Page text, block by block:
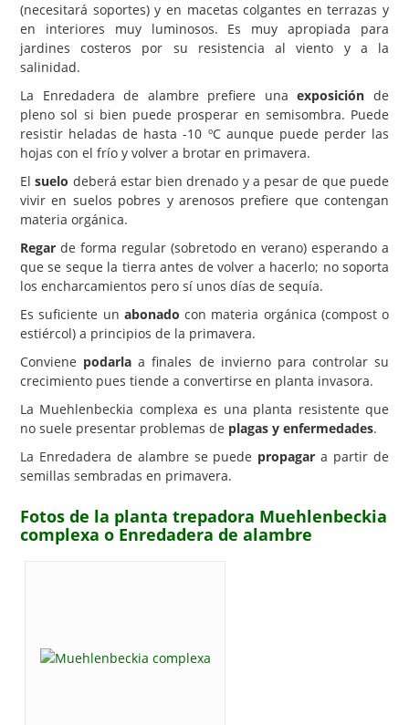
(necesitará soportes) y en macetas colgantes en terrazas y
en interiores muy luminosos. Es muy apropiada para
jardines costeros por su resistencia al viento y a la
salinidad.
La Enredadera de alambre prefiere unaexposición de
pleno sol si bien puede prosperar en semisombra. Puede
resistir heladas de hasta -10 ºC aunque puede perder las
hojas con el frío y volver a brotar en primavera.
Elsuelo deberá estar bien drenado y a pesar de que puede
vivir en suelos pobres y arenosos prefiere que contengan
materia orgánica.
Regar de forma regular (sobretodo en verano) esperando a
que se seque la tierra antes de volver a hacerlo; no soporta
los encharcamientos pero sí unos días de sequía.
Es suficiente un abonado con materia orgánica (compost o
estiércol) a principios de la primavera.
Conviene podarla a finales de invierno para controlar su
crecimiento pues tiende a convertirse en planta invasora.
La Muehlenbeckia complexa es una planta resistente que
no suele presentar problemas de plagas y enfermedades.
La Enredadera de alambre se puede propagar a partir de
semillas sembradas en primavera.
Fotos de la planta trepadora Muehlenbeckia
complexa o Enredadera de alambre